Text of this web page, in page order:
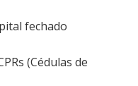
fechado
(Cédulas de